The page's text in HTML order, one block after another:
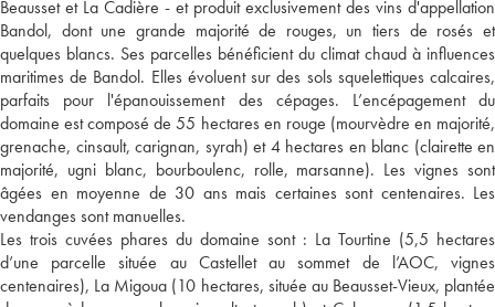
Beausset et La Cadière - et produit exclusivement des vins d'appellation
Bandol, dont une grande majorité de rouges, un tiers de rosés et
quelques blancs. Ses parcelles bénéficient du climat chaud à influences
maritimes de Bandol. Elles évoluent sur des sols squelettiques calcaires,
parfaits pour l'épanouissement des cépages. L’encépagement du
domaine est composé de 55 hectares en rouge (mourvèdre en majorité,
grenache, cinsault, carignan, syrah) et 4 hectares en blanc (clairette en
majorité, ugni blanc, bourboulenc, rolle, marsanne). Les vignes sont
âgées en moyenne de 30 ans mais certaines sont centenaires. Les
vendanges sont manuelles.
Les trois cuvées phares du domaine sont : La Tourtine (5,5 hectares
d’une parcelle située au Castellet au sommet de l’AOC, vignes
centenaires), La Migoua (10 hectares, située au Beausset-Vieux, plantée